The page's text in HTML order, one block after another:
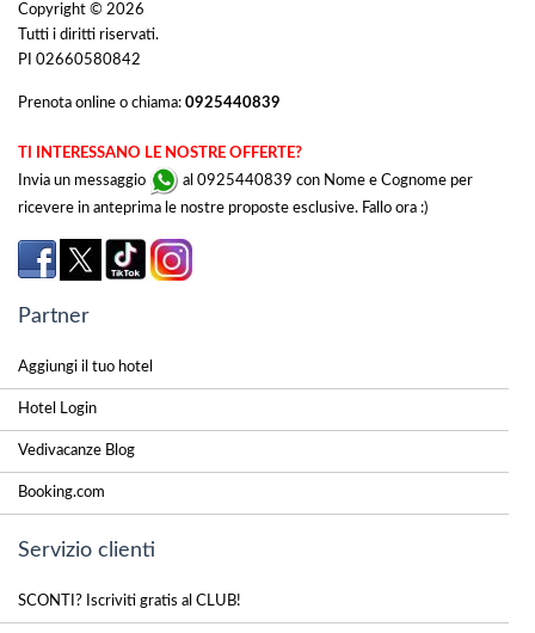
Copyright © 2026
Tutti i diritti riservati.
PI 02660580842
Prenota online o chiama: 0925440839
TI INTERESSANO LE NOSTRE OFFERTE?
Invia un messaggio
al 0925440839 con Nome e Cognome per
ricevere in anteprima le nostre proposte esclusive. Fallo ora :)
Partner
Aggiungi il tuo hotel
Hotel Login
Vedivacanze Blog
Booking.com
Servizio clienti
SCONTI? Iscriviti gratis al CLUB!